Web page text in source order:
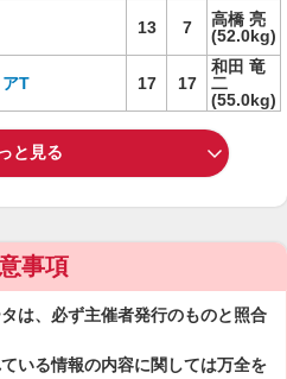
13 7
高橋 亮
(52.0kg)
T 17 17
和田 竜
二
(55.0kg)
と見る
事項
は、必ず主催者発行のものと照合
いる情報の内容に関しては万全を